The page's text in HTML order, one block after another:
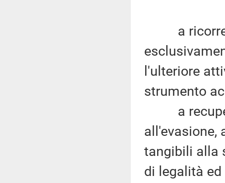
a
l'ulteriore
strumento
a
all'evasione,
tangibili alla
di legalità ed